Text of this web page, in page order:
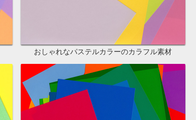
おしゃれなパステルカラーのカラフル素材